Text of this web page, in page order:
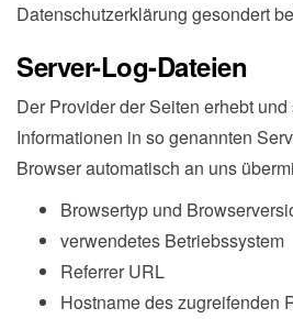
Datenschutzerklärung gesondert
Server-Log-Dateien
Der Provider der Seiten erhebt
Informationen in so genannten
Browser automatisch an uns
Browsertyp und
verwendetes Betriebssystem
Referrer URL
Hostname des zugreifenden